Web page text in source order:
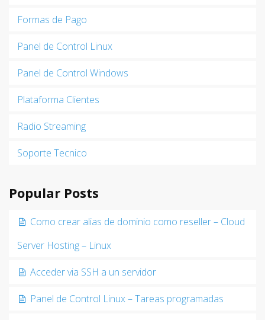
Formas de Pago
Panel de Control Linux
Panel de Control Windows
Plataforma Clientes
Radio Streaming
Soporte Tecnico
Popular Posts
Como crear alias de dominio como reseller – Cloud
Server Hosting – Linux
Acceder via SSH a un servidor
Panel de Control Linux – Tareas programadas